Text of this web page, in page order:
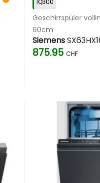
IQ300
Geschirrspüler
60cm
Siemens
875.95 CHF